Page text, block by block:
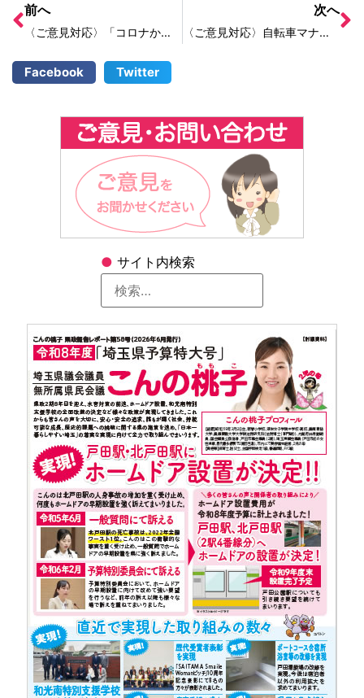
● サイト内検索
前へ
〈ご意見対応〉「コロナかな？」と思ったら、自覚症状があれば指定医療・検査医療機関へ、自覚症状がなければ（※濃厚接触者以外）無料検査を行っている薬局へ！
次へ
〈ご意見対応〉自転車マナーが悪い。市民が交通マナーを守って運転する環境整えていただきたい。
Facebook Twitter